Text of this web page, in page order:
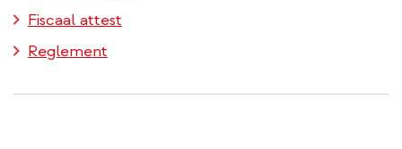
Fiscaal attest
Reglement